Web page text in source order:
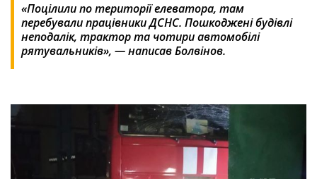
«Поцілили по території елеватора, там
перебували працівники ДСНС. Пошкоджені будівлі
неподалік, трактор та чотири автомобілі
рятувальників», — написав Болвінов.